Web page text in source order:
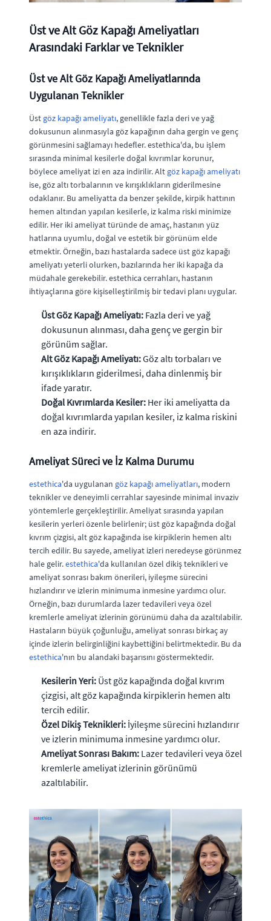
Üst ve Alt Göz Kapağı Ameliyatları
Arasındaki Farklar ve Teknikler
Üst ve Alt Göz Kapağı Ameliyatlarında
Uygulanan Teknikler
Üst göz kapağı ameliyatı, genellikle fazla deri ve yağ
dokusunun alınmasıyla göz kapağının daha gergin ve genç
görünmesini sağlamayı hedefler. estethica'da, bu işlem
sırasında minimal kesilerle doğal kıvrımlar korunur,
böylece ameliyat izi en aza indirilir. Alt göz kapağı ameliyatı
ise, göz altı torbalarının ve kırışıklıkların giderilmesine
odaklanır. Bu ameliyatta da benzer şekilde, kirpik hattının
hemen altından yapılan kesilerle, iz kalma riski minimize
edilir. Her iki ameliyat türünde de amaç, hastanın yüz
hatlarına uyumlu, doğal ve estetik bir görünüm elde
etmektir. Örneğin, bazı hastalarda sadece üst göz kapağı
ameliyatı yeterli olurken, bazılarında her iki kapağa da
müdahale gerekebilir. estethica cerrahları, hastanın
ihtiyaçlarına göre kişiselleştirilmiş bir tedavi planı uygular.
Üst Göz Kapağı Ameliyatı: Fazla deri ve yağ
dokusunun alınması, daha genç ve gergin bir
görünüm sağlar.
Alt Göz Kapağı Ameliyatı:Göz altı torbaları ve
kırışıklıkların giderilmesi, daha dinlenmiş bir
ifade yaratır.
Doğal Kıvrımlarda Kesiler: Her iki ameliyatta da
doğal kıvrımlarda yapılan kesiler, iz kalma riskini
en aza indirir.
Ameliyat Süreci ve İz Kalma Durumu
estethica'da uygulanan göz kapağı ameliyatları, modern
teknikler ve deneyimli cerrahlar sayesinde minimal invaziv
yöntemlerle gerçekleştirilir. Ameliyat sırasında yapılan
kesilerin yerleri özenle belirlenir; üst göz kapağında doğal
kıvrım çizgisi, alt göz kapağında ise kirpiklerin hemen altı
tercih edilir. Bu sayede, ameliyat izleri neredeyse görünmez
hale gelir.estethica'da kullanılan özel dikiş teknikleri ve
ameliyat sonrası bakım önerileri, iyileşme sürecini
hızlandırır ve izlerin minimuma inmesine yardımcı olur.
Örneğin, bazı durumlarda lazer tedavileri veya özel
kremlerle ameliyat izlerinin görünümü daha da azaltılabilir.
Hastaların büyük çoğunluğu, ameliyat sonrası birkaç ay
içinde izlerin belirginliğini kaybettiğini belirtmektedir. Bu da
estethica'nın bu alandaki başarısını göstermektedir.
Kesilerin Yeri: Üst göz kapağında doğal kıvrım
çizgisi, alt göz kapağında kirpiklerin hemen altı
tercih edilir.
Özel Dikiş Teknikleri: İyileşme sürecini hızlandırır
ve izlerin minimuma inmesine yardımcı olur.
Ameliyat Sonrası Bakım: Lazer tedavileri veya özel
kremlerle ameliyat izlerinin görünümü
azaltılabilir.